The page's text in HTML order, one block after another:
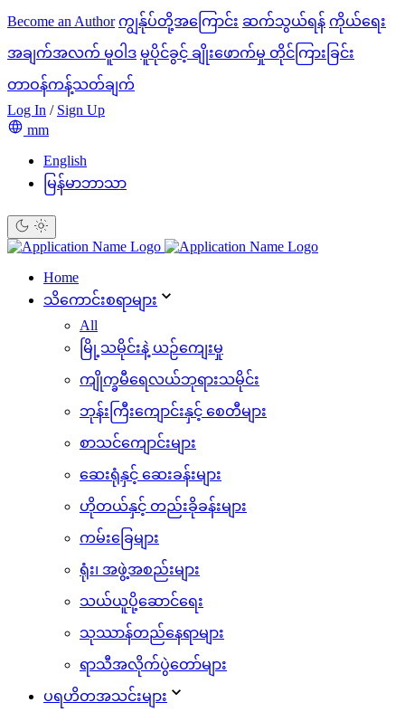
Become an Author ကျွန်ုပ်တို့အကြောင်း ဆက်သွယ်ရန် ကိုယ်ရေး
အချက်အလက် မူဝါဒ မူပိုင်ခွင့် ချိုးဖောက်မှု တိုင်ကြားခြင်း
တာဝန်ကန့်သတ်ချက်
Log In / Sign Up
mm
English
မြန်မာဘာသာ
Home
သိ‌ကောင်းစရာများ
All
မြို့သမိုင်းနဲ့ ယဉ်ကျေးမှု
ကျိုက္ခမီရေလယ်ဘုရားသမိုင်း
ဘုန်းကြီးကျောင်းနှင့် စေတီများ
စာသင်ကျောင်းများ
ဆေးရုံနှင့် ဆေးခန်းများ
ဟိုတယ်နှင့် တည်းခိုခန်းများ
ကမ်းခြေများ
ရုံး၊ အဖွဲ့အစည်းများ
သယ်ယူပို့ဆောင်ရေး
သုဿာန်တည်နေရာများ
ရာသီအလိုက်ပွဲတော်များ
ပရဟိတအသင်းများ